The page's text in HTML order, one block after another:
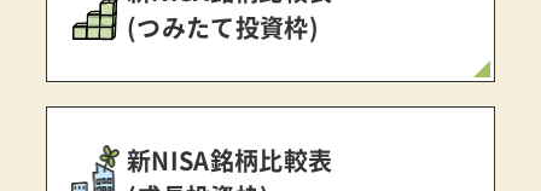
(つみたて投資枠)
新NISA銘柄比較表